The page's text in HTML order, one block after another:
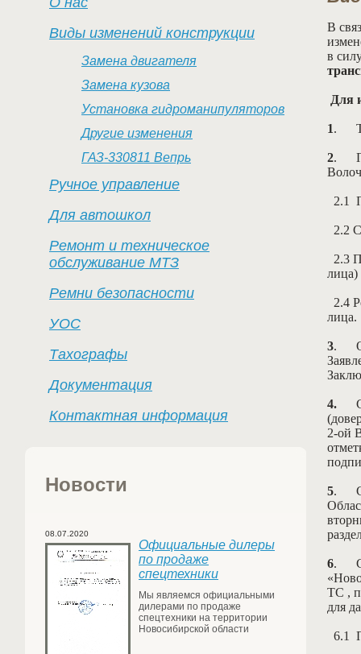
Виды изменений конструкции
Замена двигателя
Замена кузова
Установка гидроманипуляторов
Другие изменения
ГАЗ-330811 Вепрь
Ручное управление
Для автошкол
Ремонт и техническое
обслуживание МТЗ
Ремни безопасности
УОС
Тахографы
Документация
Контактная информация
Новости
08.07.2020
Официальные дилеры
по продаже
спецтехники
Мы являемся официальными
дилерами по продаже
спецтехники на территории
Новосибирской области
В
в
Для
1.
2.
2.1
2.2
2.3
лица)
2.4
лица.
3.
4.
2-ой
5.
6.
ТС ,
для
6.1